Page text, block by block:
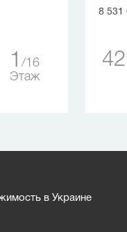
1
16
Этаж
8 531
42
в Украине